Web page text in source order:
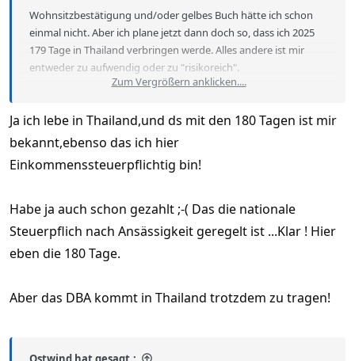
Wohnsitzbestätigung und/oder gelbes Buch hätte ich schon
einmal nicht. Aber ich plane jetzt dann doch so, dass ich 2025
179 Tage in Thailand verbringen werde. Alles andere ist mir
entweder zu aufwendig oder zu "risikoreich".
mehr Tage im Jahr hier verbringst, bist Du nach DBA in Thailand
Steuerpflichtig."
dem DBA.
Zum Vergrößern anklicken....
Ja ich lebe in Thailand,und ds mit den 180 Tagen ist mir
bekannt,ebenso das ich hier
Einkommenssteuerpflichtig bin!
Habe ja auch schon gezahlt ;-( Das die nationale
Steuerpflich nach Ansässigkeit geregelt ist ...Klar ! Hier
eben die 180 Tage.
Aber das DBA kommt in Thailand trotzdem zu tragen!